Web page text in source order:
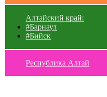
Алтайский край:
#Барнаул
#Бийск
Республика Алтай